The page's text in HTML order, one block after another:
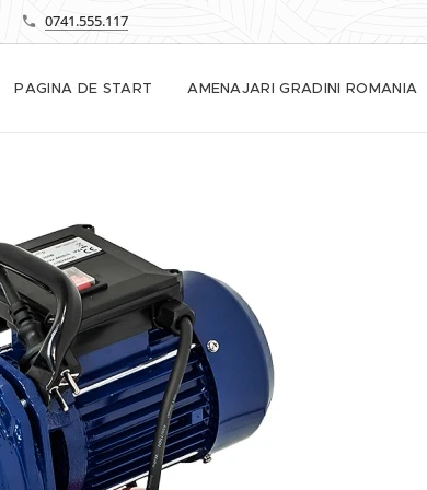
0741.555.117
PAGINA DE START AMENAJARI GRADINI ROMANIA